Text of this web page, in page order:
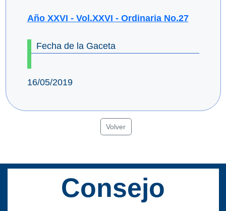
Año XXVI - Vol.XXVI - Ordinaria No.27
Fecha de la Gaceta
16/05/2019
Volver
Consejo